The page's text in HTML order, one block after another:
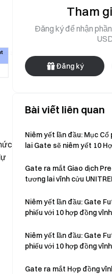
Tham
Đăng ký để nhận
Đăng ký
Bài viết liên quan
Niêm yết lần đầu: Mục
lai Gate sẽ niêm yết 10
Gate ra mắt Giao dịch
tương lai vĩnh cửu
Niêm yết lần đầu: Gate
phiếu với 10 hợp đồng
Niêm yết lần đầu: Gate
phiếu với 10 hợp đồng
Gate ra mắt Hợp đồng